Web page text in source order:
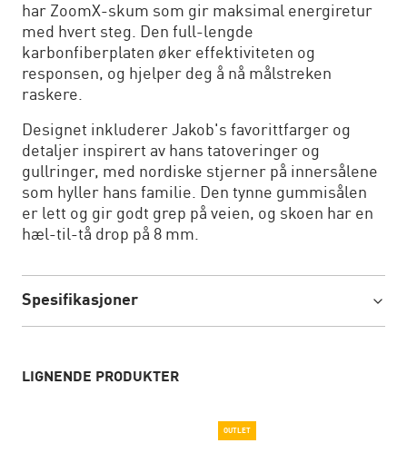
har ZoomX-skum som gir maksimal energiretur
med hvert steg. Den full-lengde
karbonfiberplaten øker effektiviteten og
responsen, og hjelper deg å nå målstreken
raskere.
Designet inkluderer Jakob's favorittfarger og
detaljer inspirert av hans tatoveringer og
gullringer, med nordiske stjerner på innersålene
som hyller hans familie. Den tynne gummisålen
er lett og gir godt grep på veien, og skoen har en
hæl-til-tå drop på 8 mm.
Spesifikasjoner
LIGNENDE PRODUKTER
OUTLET